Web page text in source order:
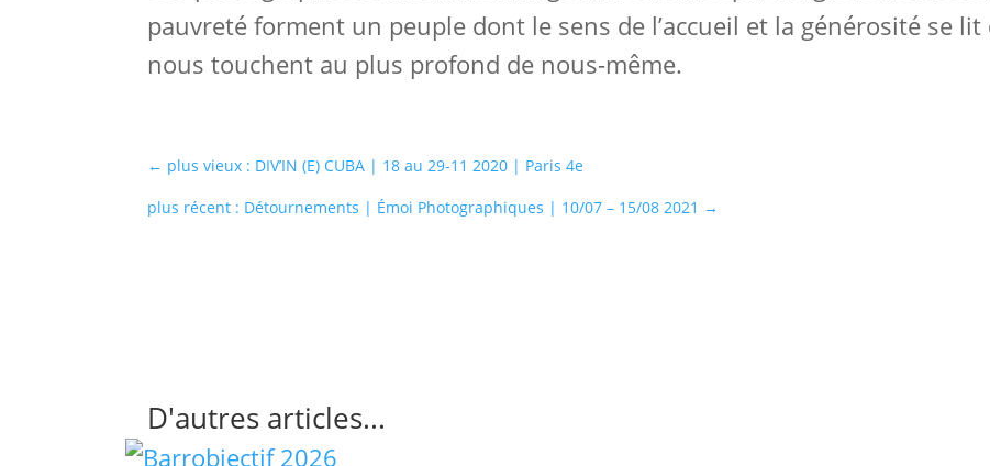
pauvreté forment un peuple dont le sens de l’accueil et la générosité se
nous touchent au plus profond de nous-même.
← plus vieux : DIV’IN (E) CUBA | 18 au 29-11 2020 | Paris 4e
plus récent : Détournements | Émoi Photographiques | 10/07 – 15/08 2021 →
D'autres articles...